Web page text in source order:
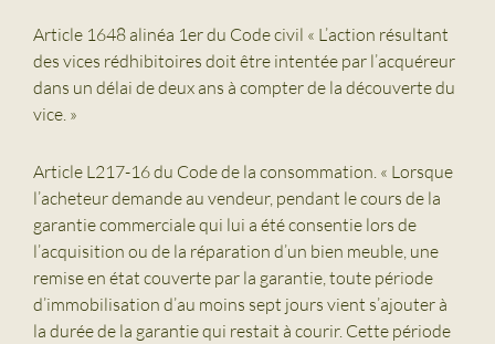
Article 1648 alinéa 1er du Code civil « L’action résultant
des vices rédhibitoires doit être intentée par l’acquéreur
dans un délai de deux ans à compter de la découverte du
vice. »
Article L217-16 du Code de la consommation. « Lorsque
l’acheteur demande au vendeur, pendant le cours de la
garantie commerciale qui lui a été consentie lors de
l’acquisition ou de la réparation d’un bien meuble, une
remise en état couverte par la garantie, toute période
d’immobilisation d’au moins sept jours vient s’ajouter à
la durée de la garantie qui restait à courir. Cette période